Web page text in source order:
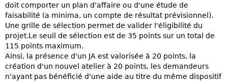
doit comporter un plan d'affaire ou d'une étude de
faisabilité (a minima, un compte de résultat prévisionnel).
Une grille de sélection permet de valider l'éligibilité du
projet.Le seuil de sélection est de 35 points sur un total de
115 points maximum.
Ainsi, la présence d'un JA est valorisée à 20 points, la
création d'un nouvel atelier à 20 points, les demandeurs
n'ayant pas bénéficié d'une aide au titre du même dispositif